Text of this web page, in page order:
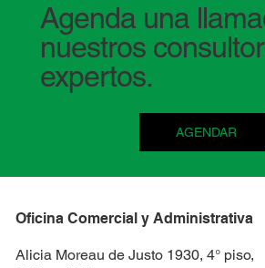
Agenda una
nuestros
expertos.
AGENDAR
Oficina Comercial y Administrativa
Alicia Moreau de Justo 1930, 4° piso,